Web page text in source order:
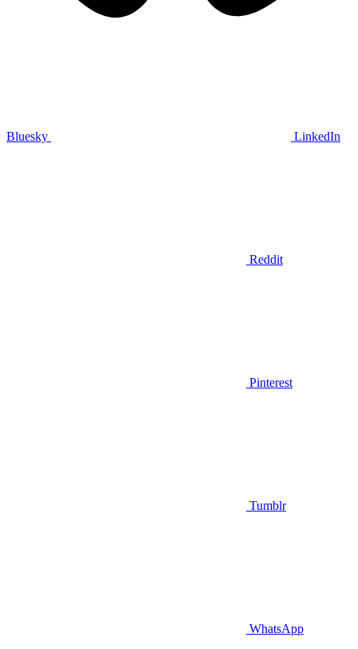
Bluesky LinkedIn
Reddit
Pinterest
Tumblr
WhatsApp